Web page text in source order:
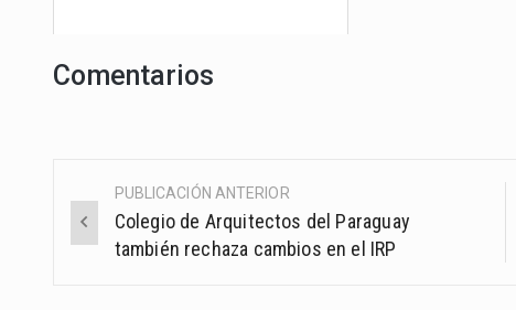
Comentarios
Post
navigation
PUBLICACIÓN ANTERIOR
Colegio de Arquitectos del Paraguay
también rechaza cambios en el IRP